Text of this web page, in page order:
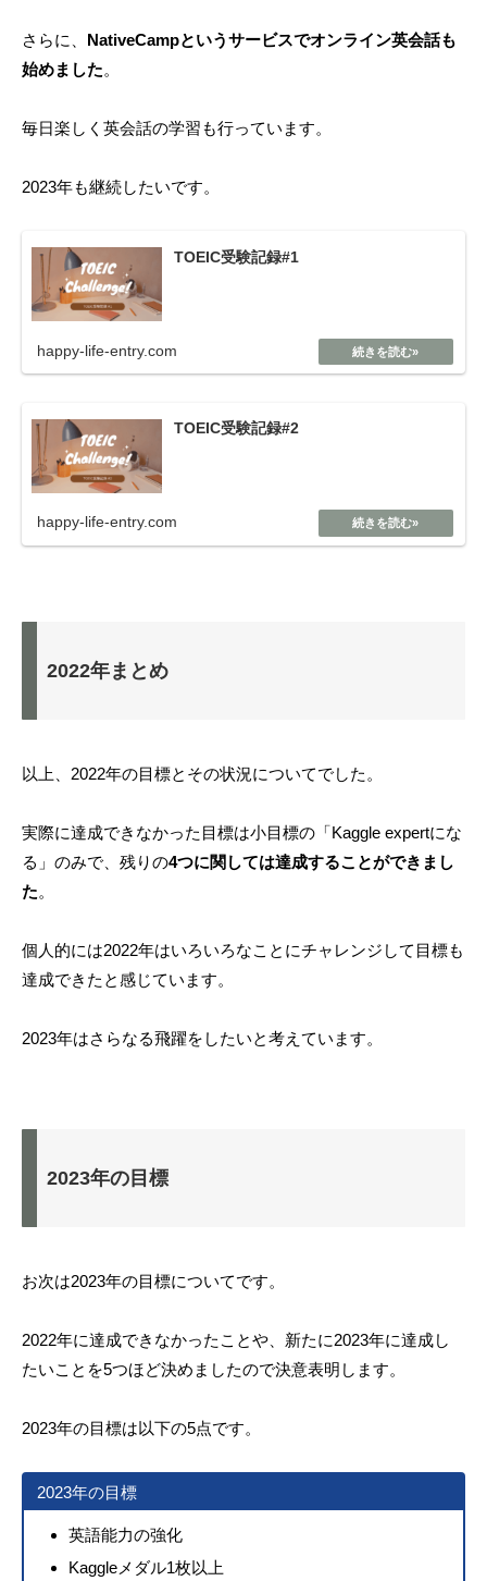
さらに、 NativeCampというサービスでオンライン英会話も
始めました。
毎日楽しく英会話の学習も行っています。
2023年も継続したいです。
TOEIC受験記録#1
happy-life-entry.com
TOEIC受験記録#2
happy-life-entry.com
2022年まとめ
以上、2022年の目標とその状況についてでした。
実際に達成できなかった目標は小目標の「Kaggle expertにな
る」のみで、残りの4つに関しては達成することができまし
た。
個人的には2022年はいろいろなことにチャレンジして目標も
達成できたと感じています。
2023年はさらなる飛躍をしたいと考えています。
2023年の目標
お次は2023年の目標についてです。
2022年に達成できなかったことや、新たに2023年に達成し
たいことを5つほど決めましたので決意表明します。
2023年の目標は以下の5点です。
2023年の目標
英語能力の強化
Kaggleメダル1枚以上